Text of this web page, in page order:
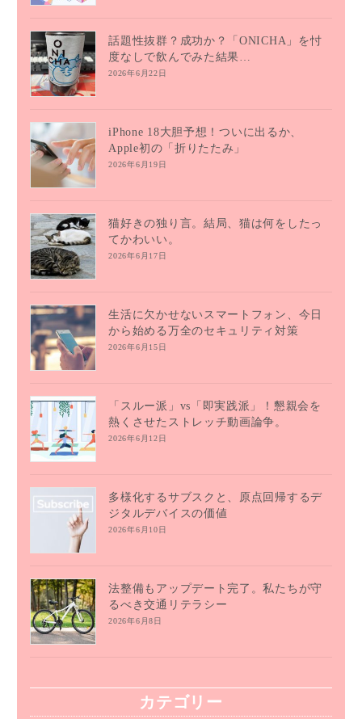
話題性抜群？成功か？「ONICHA」を忖
度なしで飲んでみた結果…
2026年6月22日
iPhone 18大胆予想！ついに出るか、
Apple初の「折りたたみ」
2026年6月19日
猫好きの独り言。結局、猫は何をしたっ
てかわいい。
2026年6月17日
生活に欠かせないスマートフォン、今日
から始める万全のセキュリティ対策
2026年6月15日
「スルー派」vs「即実践派」！懇親会を
熱くさせたストレッチ動画論争。
2026年6月12日
多様化するサブスクと、原点回帰するデ
ジタルデバイスの価値
2026年6月10日
法整備もアップデート完了。私たちが守
るべき交通リテラシー
2026年6月8日
カテゴリー